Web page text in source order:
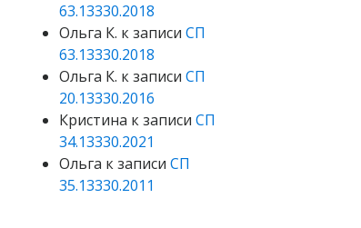
63.13330.2018
Ольга К. к записи СП
63.13330.2018
Ольга К. к записи СП
20.13330.2016
Кристина к записи СП
34.13330.2021
Ольга к записи СП
35.13330.2011